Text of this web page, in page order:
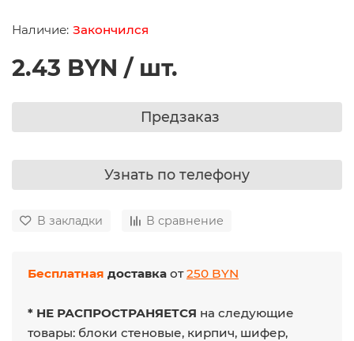
Закончился
2.43 BYN / шт.
Предзаказ
Узнать по телефону
В закладки В сравнение
Бесплатная доставка от250 BYN
* НЕ РАСПРОСТРАНЯЕТСЯ на следующие
товары: блоки стеновые, кирпич, шифер,